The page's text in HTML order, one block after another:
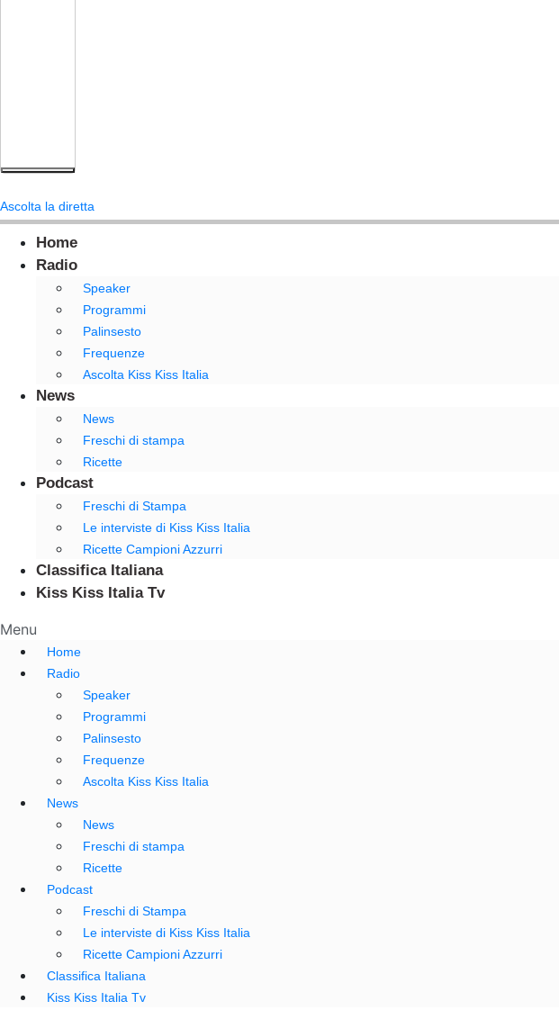
Ascolta la diretta
Home
Radio
Speaker
Programmi
Palinsesto
Frequenze
Ascolta Kiss Kiss Italia
News
News
Freschi di stampa
Ricette
Podcast
Freschi di Stampa
Le interviste di Kiss Kiss Italia
Ricette Campioni Azzurri
Classifica Italiana
Kiss Kiss Italia Tv
Menu
Home
Radio
Speaker
Programmi
Palinsesto
Frequenze
Ascolta Kiss Kiss Italia
News
News
Freschi di stampa
Ricette
Podcast
Freschi di Stampa
Le interviste di Kiss Kiss Italia
Ricette Campioni Azzurri
Classifica Italiana
Kiss Kiss Italia Tv